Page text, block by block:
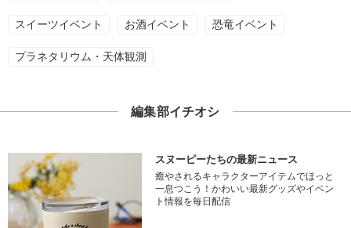
スイーツイベント お酒イベント 恐竜イベント
プラネタリウム・天体観測
編集部イチオシ
スヌーピーたちの最新ニュース
癒やされるキャラクターアイテムでほっと
一息つこう！かわいい最新グッズやイベン
ト情報を毎日配信